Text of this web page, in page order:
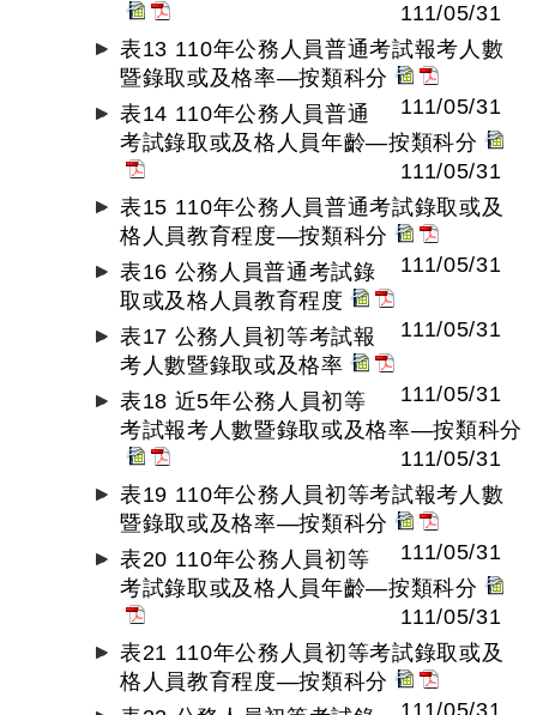
111/05/31
表13 110年公務人員普通考試報考人數
暨錄取或及格率—按類科分
111/05/31
表14 110年公務人員普通
考試錄取或及格人員年齡—按類科分
111/05/31
表15 110年公務人員普通考試錄取或及
格人員教育程度—按類科分
111/05/31
表16 公務人員普通考試錄
取或及格人員教育程度
111/05/31
表17 公務人員初等考試報
考人數暨錄取或及格率
111/05/31
表18 近5年公務人員初等
考試報考人數暨錄取或及格率—按類科分
111/05/31
表19 110年公務人員初等考試報考人數
暨錄取或及格率—按類科分
111/05/31
表20 110年公務人員初等
考試錄取或及格人員年齡—按類科分
111/05/31
表21 110年公務人員初等考試錄取或及
格人員教育程度—按類科分
111/05/31